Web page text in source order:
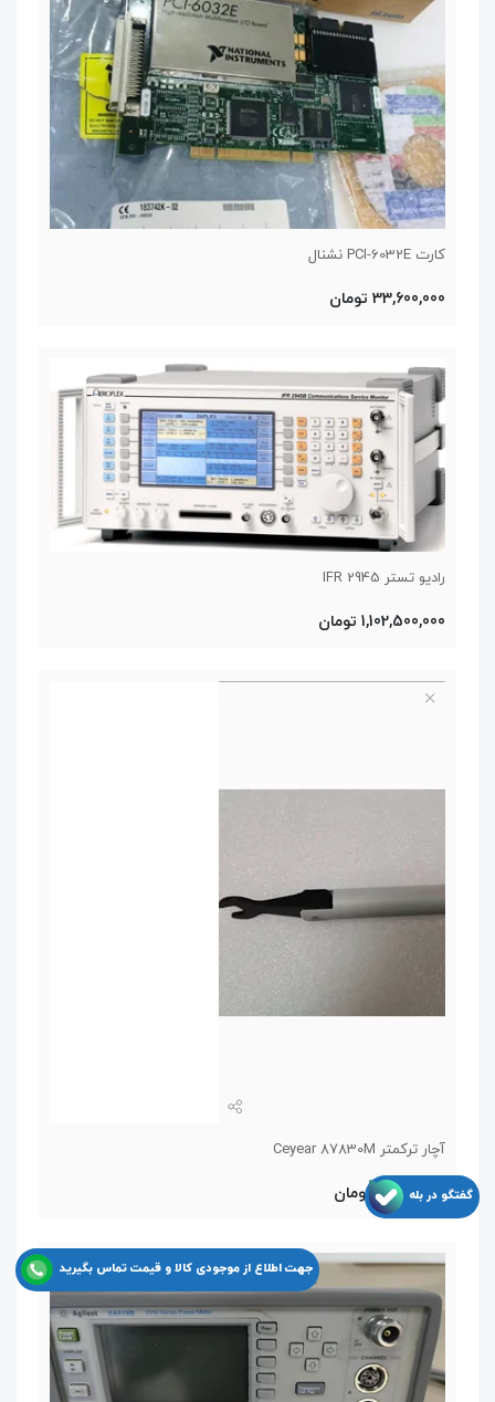
کارت PCI-6032E نشنال
33,600,000 تومان
رادیو تستر IFR 2945
1,102,500,000 تومان
آچار ترکمتر Ceyear 87830M
11,550,000 تومان
گفتگو در بله
جهت اطلاع از موجودی کالا و قیمت تماس بگیرید